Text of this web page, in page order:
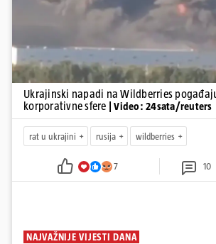
Ukrajinski napadi na Wildberries
korporativne sfere
| Video: 24sata/reuters
rat u ukrajini rusija wildberries
7 10
NAJVAŽNIJE VIJESTI DANA